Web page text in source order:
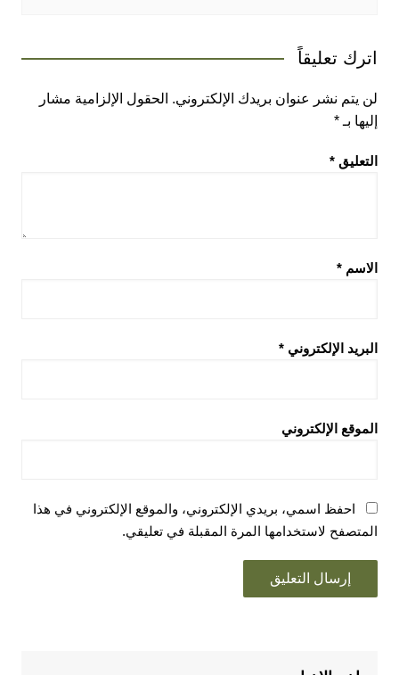
اترك تعليقاً
لن يتم نشر عنوان بريدك الإلكتروني. الحقول الإلزامية مشار
إليها بـ *
التعليق *
الاسم *
البريد الإلكتروني *
الموقع الإلكتروني
احفظ اسمي، بريدي الإلكتروني، والموقع الإلكتروني في هذا
المتصفح لاستخدامها المرة المقبلة في تعليقي.